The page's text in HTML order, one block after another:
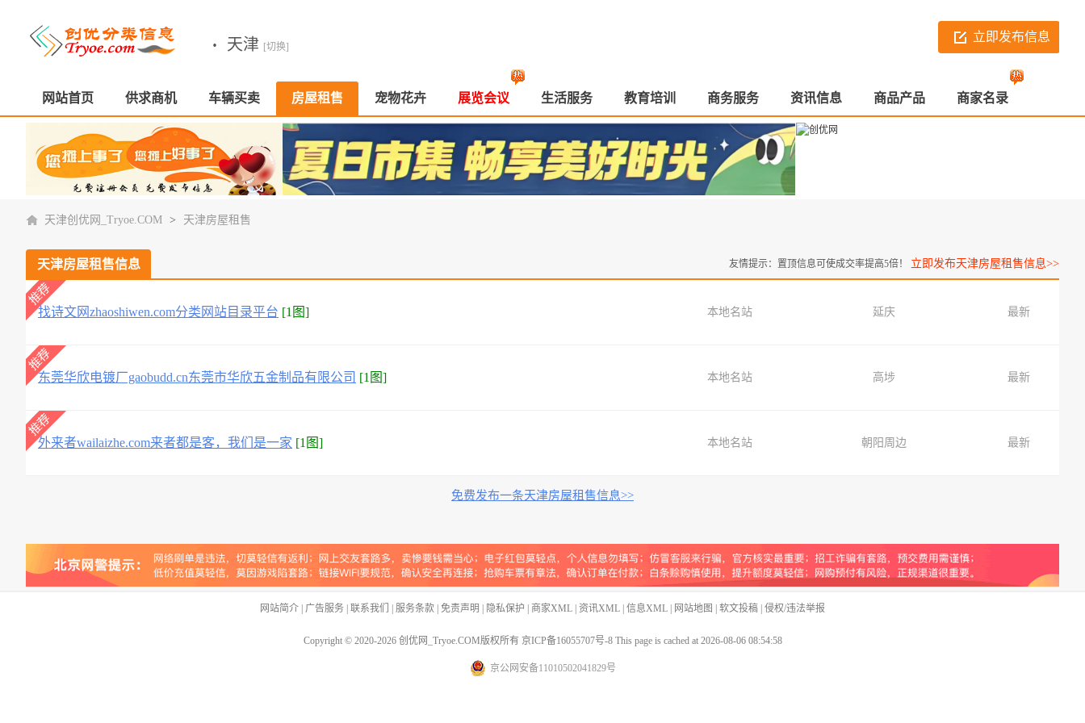
立即发布信息
· 天津 [切换]
网站首页 供求商机 车辆买卖 房屋租售 宠物花卉 展览会议 生活服务 教育培训 商务服务 资讯信息 商品产品 商家名录
天津创优网_Tryoe.COM > 天津房屋租售
天津房屋租售信息 友情提示：置顶信息可使成交率提高5倍！ 立即发布天津房屋租售信息>>
找诗文网zhaoshiwen.com分类网站目录平台 [1图] 本地名站 延庆 最新
东莞华欣电镀厂gaobudd.cn东莞市华欣五金制品有限公司 [1图] 本地名站 高埗 最新
外来者wailaizhe.com来者都是客，我们是一家 [1图] 本地名站 朝阳周边 最新
免费发布一条天津房屋租售信息>>
网站简介 广告服务 联系我们 服务条款 免责声明 隐私保护 商家XML 资讯XML 信息XML 网站地图 软文投稿 侵权/违法举报
Copyright © 2020-2026 创优网_Tryoe.COM版权所有 京ICP备16055707号-8 This page is cached at 2026-08-06 08:54:58
京公网安备11010502041829号